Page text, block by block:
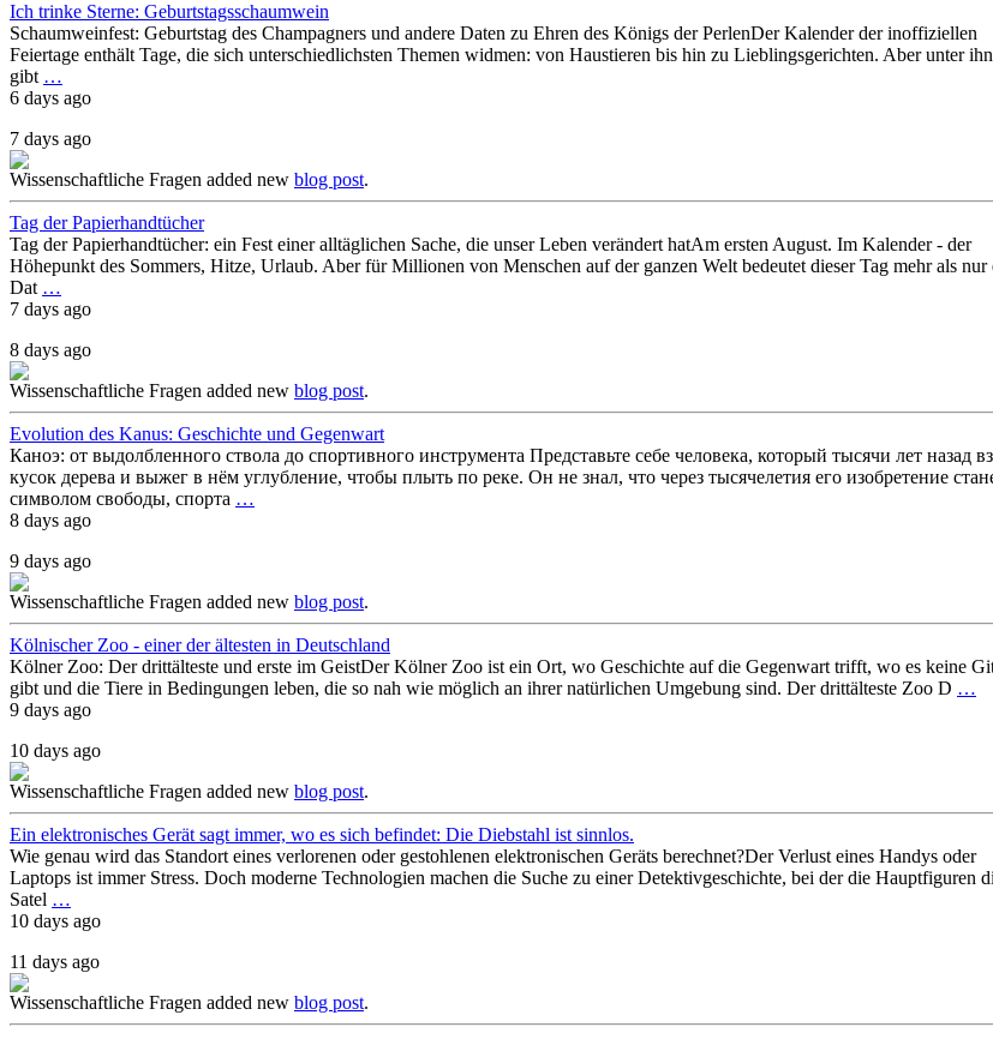
Ich trinke Sterne: Geburtstagsschaumwein
Schaumweinfest: Geburtstag des Champagners und andere Daten zu Ehren des Königs der PerlenDer Kalender der inoffiziellen
Feiertage enthält Tage, die sich unterschiedlichsten Themen widmen: von Haustieren bis hin zu Lieblingsgerichten. Aber unter
gibt …
6 days ago
7 days ago
Wissenschaftliche Fragen added new blog post.
Tag der Papierhandtücher
Tag der Papierhandtücher: ein Fest einer alltäglichen Sache, die unser Leben verändert hatAm ersten August. Im Kalender - der
Höhepunkt des Sommers, Hitze, Urlaub. Aber für Millionen von Menschen auf der ganzen Welt bedeutet dieser Tag mehr als nur
Dat …
7 days ago
8 days ago
Wissenschaftliche Fragen added new blog post.
Evolution des Kanus: Geschichte und Gegenwart
Каноэ: от выдолбленного ствола до спортивного инструмента Представьте себе человека, который тысячи лет назад
кусок дерева и выжег в нём углубление, чтобы плыть по реке. Он не знал, что через тысячелетия его изобретение
символом свободы, спорта …
8 days ago
9 days ago
Wissenschaftliche Fragen added new blog post.
Kölnischer Zoo - einer der ältesten in Deutschland
Kölner Zoo: Der drittälteste und erste im GeistDer Kölner Zoo ist ein Ort, wo Geschichte auf die Gegenwart trifft, wo es keine
gibt und die Tiere in Bedingungen leben, die so nah wie möglich an ihrer natürlichen Umgebung sind. Der drittälteste Zoo D …
9 days ago
10 days ago
Wissenschaftliche Fragen added new blog post.
Ein elektronisches Gerät sagt immer, wo es sich befindet: Die Diebstahl ist sinnlos.
Wie genau wird das Standort eines verlorenen oder gestohlenen elektronischen Geräts berechnet?Der Verlust eines Handys oder
Laptops ist immer Stress. Doch moderne Technologien machen die Suche zu einer Detektivgeschichte, bei der die Hauptfiguren
Satel …
10 days ago
11 days ago
Wissenschaftliche Fragen added new blog post.